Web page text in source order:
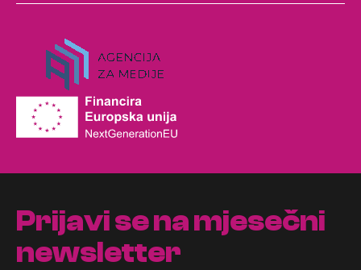
Prijavi se na mjesečni
newsletter